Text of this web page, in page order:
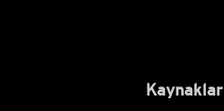
Kaynaklar